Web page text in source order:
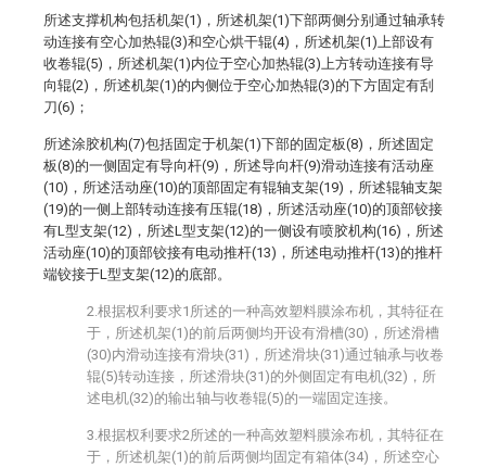
所述支撑机构包括机架(1)，所述机架(1)下部两侧分别通过轴承转
动连接有空心加热辊(3)和空心烘干辊(4)，所述机架(1)上部设有
收卷辊(5)，所述机架(1)内位于空心加热辊(3)上方转动连接有导
向辊(2)，所述机架(1)的内侧位于空心加热辊(3)的下方固定有刮
刀(6)；
所述涂胶机构(7)包括固定于机架(1)下部的固定板(8)，所述固定
板(8)的一侧固定有导向杆(9)，所述导向杆(9)滑动连接有活动座
(10)，所述活动座(10)的顶部固定有辊轴支架(19)，所述辊轴支架
(19)的一侧上部转动连接有压辊(18)，所述活动座(10)的顶部铰接
有L型支架(12)，所述L型支架(12)的一侧设有喷胶机构(16)，所述
活动座(10)的顶部铰接有电动推杆(13)，所述电动推杆(13)的推杆
端铰接于L型支架(12)的底部。
2.根据权利要求1所述的一种高效塑料膜涂布机，其特征在
于，所述机架(1)的前后两侧均开设有滑槽(30)，所述滑槽
(30)内滑动连接有滑块(31)，所述滑块(31)通过轴承与收卷
辊(5)转动连接，所述滑块(31)的外侧固定有电机(32)，所
述电机(32)的输出轴与收卷辊(5)的一端固定连接。
3.根据权利要求2所述的一种高效塑料膜涂布机，其特征在
于，所述机架(1)的前后两侧均固定有箱体(34)，所述空心